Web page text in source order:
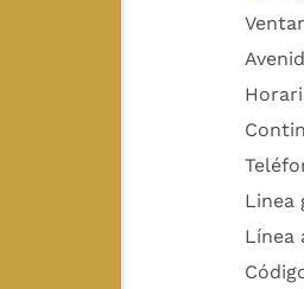
Linea
Línea